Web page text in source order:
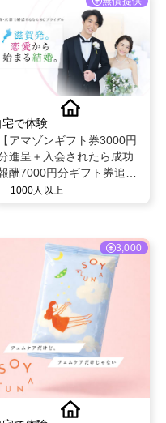
宅で体験
【アマゾンギフト券3000円
進呈＋入会されたら成功
酬7000円分ギフト券追
加】理想のお相手を無料紹
1000人以上
3,000